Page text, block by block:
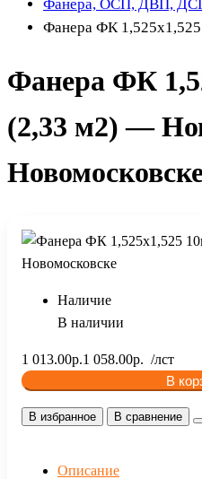
Фанера, ОСП, ДВП,
Фанера ФК
Фанера ФК
(2,33 м2) —
Наличие
В наличии
1 013.00р.1 058.00р.
В
В избранное В сравнение
Описание